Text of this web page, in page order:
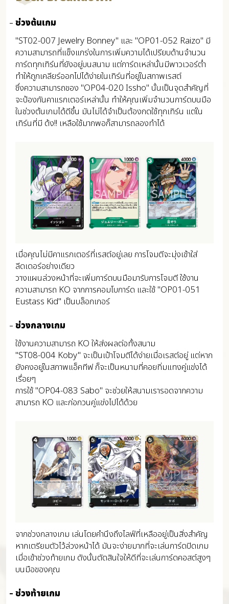
ช่วงต้นเกม
"ST02-007 Jewelry Bonney" และ "OP01-052 Raizo" มี
ความสามารถที่แข็งแกร่งในการเพิ่มความได้เปรียบด้านจำนวน
การ์ดทุกเทิร์นที่ยังอยู่บนสนาม แต่การ์ดเหล่านั้นมีพาวเวอร์ต่ำ
ทำให้ถูกเคลียร์ออกไปได้ง่ายในเทิร์นที่อยู่ในสภาพเรสต์
ซึ่งความสามารถของ "OP04-020 Issho" นั้นเป็นจุดสำคัญที่
จะป้องกันคาแรกเตอร์เหล่านั้น ทำให้คุณเพิ่มจำนวนการ์ดบนมือ
ในช่วงต้นเกมได้ดีขึ้น มันไม่ได้จำเป็นต้องกดใช้ทุกเทิร์น แต่ใน
เทิร์นที่มี ด้ง!! เหลือใช้มากพอก็สามารถลองทำได้
เมื่อคุณไม่มีคาแรกเตอร์ที่เรสต์อยู่เลย การโจมตีจะมุ่งเข้าใส่
ลีดเดอร์อย่างเดียว
วางแผนล่วงหน้าที่จะเพิ่มการ์ดบนมือมารับการโจมตี ใช้งาน
ความสามารถ KO จากการคอมโบการ์ด และใช้ "OP01-051
Eustass Kid" เป็นบล็อกเกอร์
ช่วงกลางเกม
ใช้งานความสามารถ KO ให้ส่งผลต่อทั้งสนาม
"ST08-004 Koby" จะเป็นเป้าโจมตีได้ง่ายเมื่อเรสต์อยู่ แต่หาก
ยังคงอยู่ในสภาพแอ็คทีฟ ก็จะเป็นหนามที่คอยทิ่มแทงคู่แข่งได้
เรื่อยๆ
การใช้ "OP04-083 Sabo" จะช่วยให้สนามเรารอดจากความ
สามารถ KO และก่อกวนคู่แข่งไปได้ด้วย
จากช่วงกลางเกม เล่นโดยคำนึงถึงไลฟ์ที่เหลืออยู่เป็นสิ่งสำคัญ
หากเตรียมตัวไว้ล่วงหน้าได้ มันจะง่ายมากที่จะเล่นการ์ดปิดเกม
เมื่อเข้าช่วงท้ายเกม ดังนั้นตัดสินใจให้ดีที่จะเล่นการ์ดคอสต์สูงๆ
บนมือของคุณ
ช่วงท้ายเกม